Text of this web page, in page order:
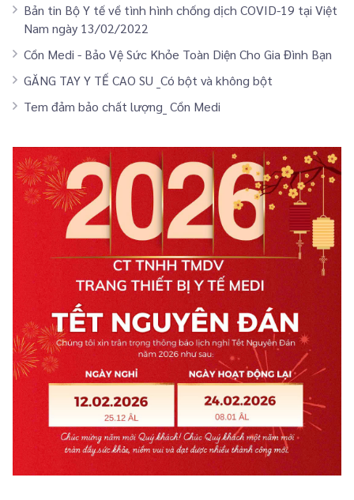
Bản tin Bộ Y tế về tình hình chống dịch COVID-19 tại Việt
Nam ngày 13/02/2022
Cồn Medi - Bảo Vệ Sức Khỏe Toàn Diện Cho Gia Đình Bạn
GĂNG TAY Y TẾ CAO SU _Có bột và không bột
Tem đảm bảo chất lượng_ Cồn Medi